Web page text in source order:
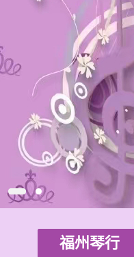
福州琴行